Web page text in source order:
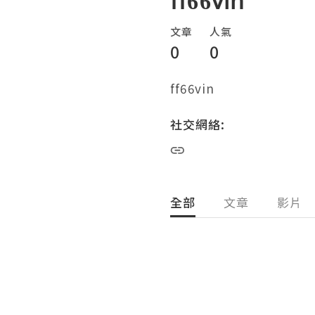
文章
0
人氣
0
ff66vin
社交網絡:
全部 文章 影片